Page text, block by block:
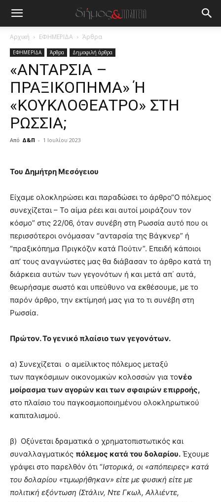
Αρχική ΕΦΗΜΕΡΙΔΑ Άρθρα
ΕΦΗΜΕΡΙΔΑ Άρθρα Δημοφιλή άρθρα
«ΑΝΤΑΡΣΙΑ –
ΠΡΑΞΙΚΟΠΗΜΑ» Ή
«ΚΟΥΚΛΟΘΕΑΤΡΟ» ΣΤΗ
ΡΩΣΣΙΑ;
Από Δ&Π - 1 Ιουλίου 2023
lesbians
cam
show.desi
xxx
lyons
teaches
you
the
meaning
of
pain.
pornhun
porn
Του Δημήτρη Μεσόγειου
Είχαμε ολοκληρώσει και παραδώσει το άρθρο“Ο πόλεμος
συνεχίζεται – Το αίμα ρέει και αυτοί μοιράζουν τον
κόσμο” στις 22/06, όταν συνέβη στη Ρωσσία αυτό που οι
περισσότεροι ονόμασαν “ανταρσία της Βάγκνερ” ή
“πραξικόπημα Πριγκόζιν κατά Πούτιν”. Επειδή κάποιοι
απ’ τους αναγνώστες μας θα διάβασαν το άρθρο κατά τη
διάρκεια αυτών των γεγονότων ή και μετά απ΄ αυτά,
θεωρήσαμε σωστό και υπεύθυνο να εκθέσουμε, με το
παρόν άρθρο, την εκτίμησή μας για το τι συνέβη στη
Ρωσσία.
Πρώτον. Το γενικό πλαίσιο των γεγονότων.
α) Συνεχίζεται ο αμείλικτος πόλεμος μεταξύ
των παγκόσμιων οικονομικών κολοσσών για τονέο
μοίρασμα των αγορών και των σφαιρών επιρροής,
στο πλαίσιο του παγκοσμιοποιημένου ολοκληρωτικού
καπιταλισμού.
β) Οξύνεται δραματικά ο χρηματοπιστωτικός και
συναλλαγματικός πόλεμος κατά του δολαρίου. Έχουμε
γράψει στο παρελθόν ότι “Ιστορικά, οι «απόπειρες» κατά
του δολαρίου «τιμωρήθηκαν» είτε με φυσική είτε με
πολιτική εξόντωση (Στάλιν, Ντε Γκωλ, Αλλιέντε,